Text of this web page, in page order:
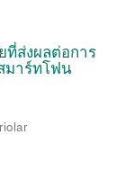
ส่งผลต่อการ
มาร์ทโฟน